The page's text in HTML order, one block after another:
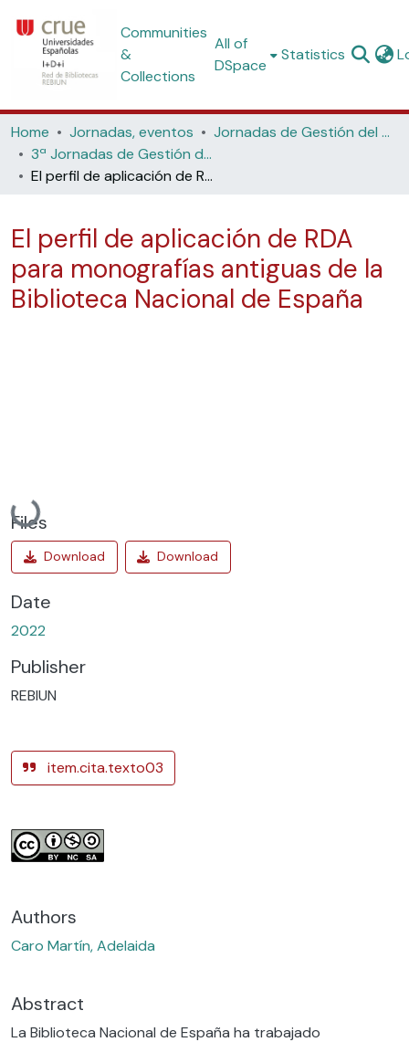
Communities
&
Collections
All of
DSpace
Statistics
Home Jornadas, eventos
Jornadas de Gestión del Patrimonio Bibliográfico
3ª Jornadas de Gestión del Patrimonio Bibliográfico (Universitat de València, 2022)
El perfil de aplicación de RDA para monografías antiguas de la Biblioteca Nacional de España
El perfil de aplicación de RDA
para monografías antiguas de la
Biblioteca Nacional de España
Loading...
Files
Date
2022
Publisher
REBIUN
item.cita.texto03
Authors
Caro Martín, Adelaida
Abstract
La Biblioteca Nacional de España ha trabajado